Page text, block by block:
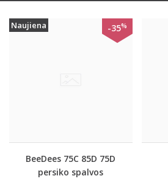
Naujiena -35%
BeeDees 75C 85D 75D
persiko spalvos